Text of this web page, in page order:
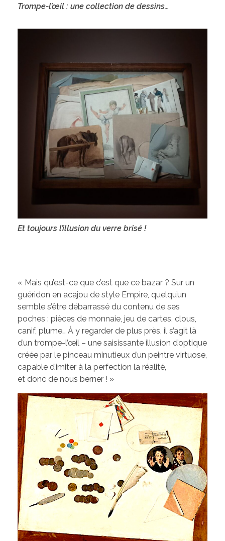
Trompe-l’œil : une collection de dessins…
Et toujours l’illusion du verre brisé !
« Mais qu’est-ce que c’est que ce bazar ? Sur un
guéridon en acajou de style Empire, quelqu’un
semble s’être débarrassé du contenu de ses
poches : pièces de monnaie, jeu de cartes, clous,
canif, plume… À y regarder de plus près, il s’agit là
d’un trompe-l’œil – une saisissante illusion d’optique
créée par le pinceau minutieux d’un peintre virtuose,
capable d’imiter à la perfection la réalité,
et donc de nous berner ! »